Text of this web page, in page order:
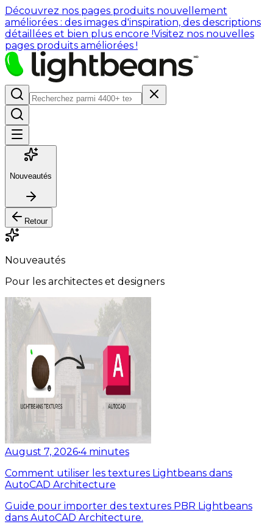
Découvrez nos pages produits nouvellement
améliorées : des images d'inspiration, des descriptions
détaillées et bien plus encore !Visitez nos nouvelles
pages produits améliorées !
Nouveautés
Retour
Nouveautés
Pour les architectes et designers
August 7, 2026•4 minutes
Comment utiliser les textures Lightbeans dans
AutoCAD Architecture
Guide pour importer des textures PBR Lightbeans
dans AutoCAD Architecture.